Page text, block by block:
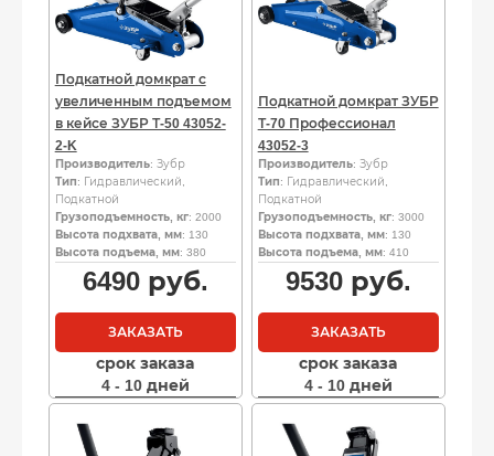
Подкатной домкрат с
увеличенным подъемом
в кейсе ЗУБР Т-50 43052-
2-K
Производитель: Зубр
Тип: Гидравлический,
Подкатной
Грузоподъемность, кг: 2000
Высота подхвата, мм: 130
Высота подъема, мм: 380
6490руб.
ЗАКАЗАТЬ
срок заказа
4 - 10 дней
Подкатной домкрат ЗУБР
Т-70 Профессионал
43052-3
Производитель: Зубр
Тип: Гидравлический,
Подкатной
Грузоподъемность, кг: 3000
Высота подхвата, мм: 130
Высота подъема, мм: 410
9530руб.
ЗАКАЗАТЬ
срок заказа
4 - 10 дней